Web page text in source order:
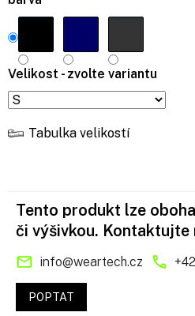
Velikost - zvolte variantu
Tabulka velikostí
Tento produkt lze
či výšivkou. Kontaktujte
info@weartech.cz
POPTAT